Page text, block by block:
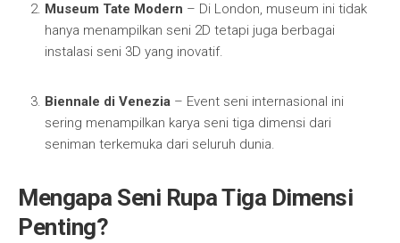
Museum Tate Modern – Di London, museum ini tidak
hanya menampilkan seni 2D tetapi juga berbagai
instalasi seni 3D yang inovatif.
Biennale di Venezia – Event seni internasional ini
sering menampilkan karya seni tiga dimensi dari
seniman terkemuka dari seluruh dunia.
Mengapa Seni Rupa Tiga Dimensi
Penting?